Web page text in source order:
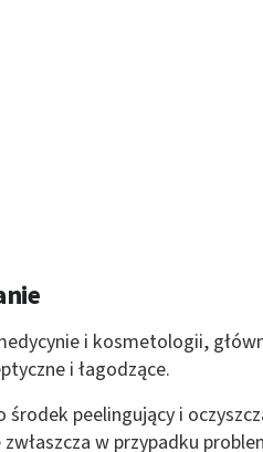
i kosmetologii,
i łagodzące.
peelingujący i
w przypadku